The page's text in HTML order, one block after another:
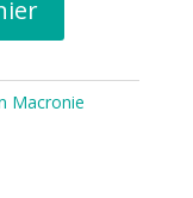
Macronie